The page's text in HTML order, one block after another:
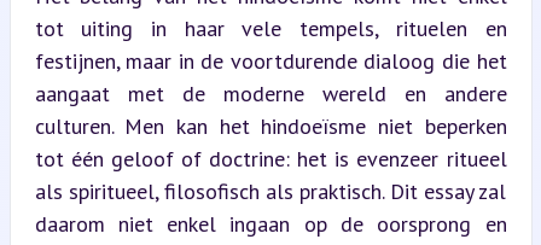
tot uiting in haar vele tempels, rituelen en
festijnen, maar in de voortdurende dialoog die het
aangaat met de moderne wereld en andere
culturen. Men kan het hindoeïsme niet beperken
tot één geloof of doctrine: het is evenzeer ritueel
als spiritueel, filosofisch als praktisch. Dit essay zal
daarom niet enkel ingaan op de oorsprong en